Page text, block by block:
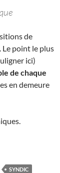
de
Le point le plus
ici)
de chaque
en demeure
SYNDIC